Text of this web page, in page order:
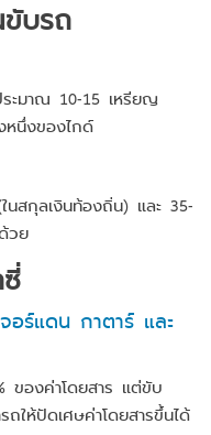
ขับรถ
ระมาณ 10-15 เหรียญ
หนึ่งของไกด์
สกุลเงินท้องถิ่น) และ 35-
วย
อร์แดน กาตาร์ และ
ของค่าโดยสาร แต่ขับ
ให้ปัดเศษค่าโดยสารขึ้นได้